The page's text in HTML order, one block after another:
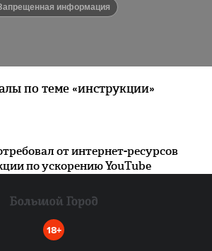
запрещенная информация
по теме «инструкции»
от интернет-ресурсов
по ускорению YouTube
18+